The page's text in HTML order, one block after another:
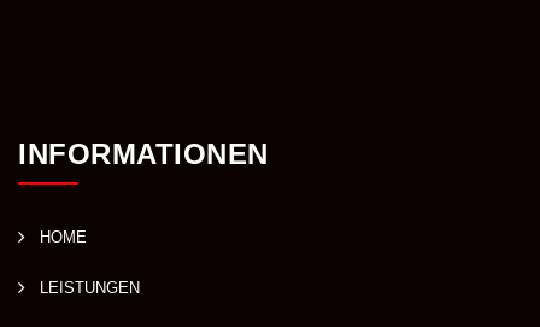
INFORMATIONEN
HOME
LEISTUNGEN